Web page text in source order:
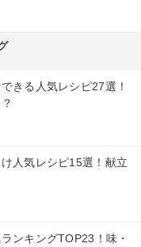
きる人気レシピ27選！
人気レシピ15選！献立
ンキングTOP23！味・